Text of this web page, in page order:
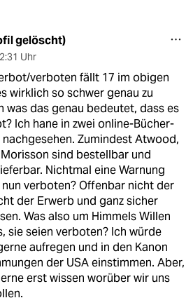
gelöscht)
Uhr
verboten fällt 17 im obigen
wirklich so schwer genau zu
was das genau bedeutet, dass es
Ich hane in zwei online-Bücher-
Zumindest Atwood,
sind bestellbar und
Nichtmal eine Warnung
nun verboten? Offenbar nicht der
der Erwerb und ganz sicher
Was also um Himmels Willen
sie seien verboten? Ich würde
aufregen und in den Kanon
der USA einstimmen. Aber,
erst wissen worüber wir uns